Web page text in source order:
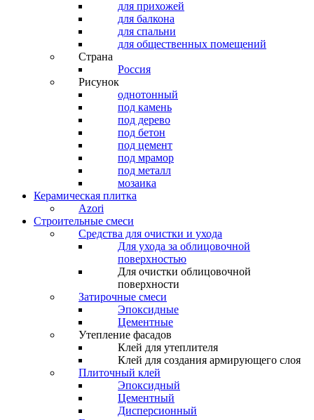
для прихожей
для балкона
для спальни
для общественных помещений
Страна
Россия
Рисунок
однотонный
под камень
под дерево
под бетон
под цемент
под мрамор
под металл
мозаика
Керамическая плитка
Azori
Строительные смеси
Средства для очистки и ухода
Для ухода за облицовочной
поверхностью
Для очистки облицовочной
поверхности
Затирочные смеси
Эпоксидные
Цементные
Утепление фасадов
Клей для утеплителя
Клей для создания армирующего слоя
Плиточный клей
Эпоксидный
Цементный
Дисперсионный